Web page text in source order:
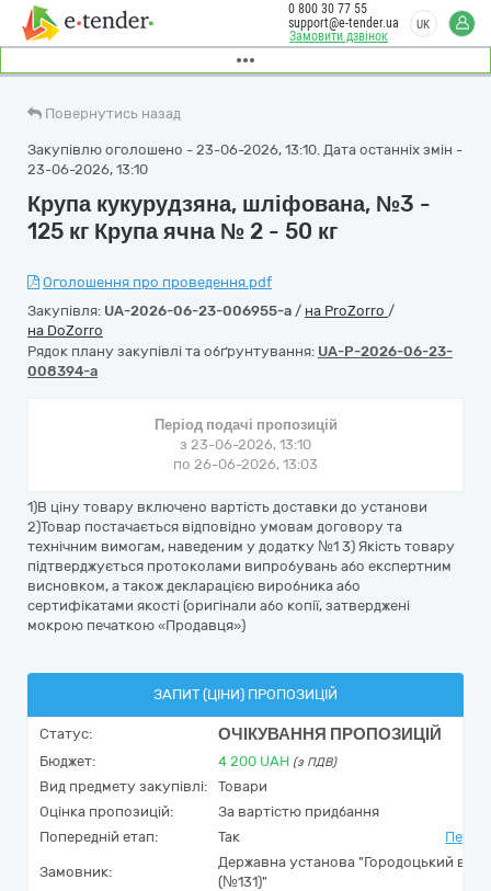
Замовити дзвінок
0 800 30 77 55
support@e-tender.ua
UK
Повернутись назад
Закупівлю оголошено - 23-06-2026, 13:10. Дата останніх змін -
23-06-2026, 13:10
Крупа кукурудзяна, шліфована, №3 -
125 кг Крупа ячна № 2 - 50 кг
Оголошення про проведення.pdf
Закупівля: UA-2026-06-23-006955-a / на ProZorro /
на DoZorro
Рядок плану закупівлі та обґрунтування: UA-P-2026-06-23-
008394-a
Період подачі пропозицій
з 23-06-2026, 13:10
по 26-06-2026, 13:03
1)В ціну товару включено вартість доставки до установи
2)Товар постачається відповідно умовам договору та
технічним вимогам, наведеним у додатку №1 3) Якість товару
підтверджується протоколами випробувань або експертним
висновком, а також декларацією виробника або
сертифікатами якості (оригінали або копії, затверджені
мокрою печаткою «Продавця»)
ЗАПИТ (ЦІНИ) ПРОПОЗИЦІЙ
Статус: ОЧІКУВАННЯ ПРОПОЗИЦІЙ
Бюджет: 4 200 UAH (з ПДВ)
Вид предмету закупівлі:
Товари
Оцінка пропозицій:
За вартістю придбання
Попередній етап:
Так
Замовник:
Державна установа "Городоцький
(№131)"